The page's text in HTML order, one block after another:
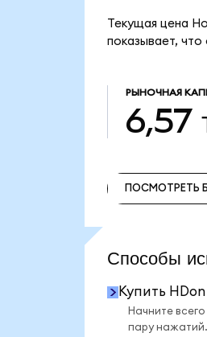
Текущая цена
показывает,
РЫНОЧНАЯ
6,57
ПОСМОТРЕТЬ
Способы
Купить HDon
Начните всего
пару нажатий.